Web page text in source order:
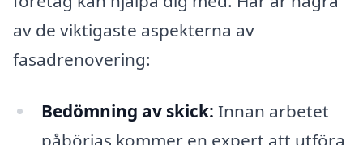
av de viktigaste aspekterna av
fasadrenovering:
Bedömning av skick: Innan arbetet
påbörjas kommer en expert att utföra